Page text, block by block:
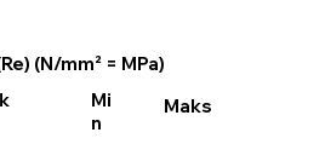
Maks
Mi
n
(N/mm² = MPa)